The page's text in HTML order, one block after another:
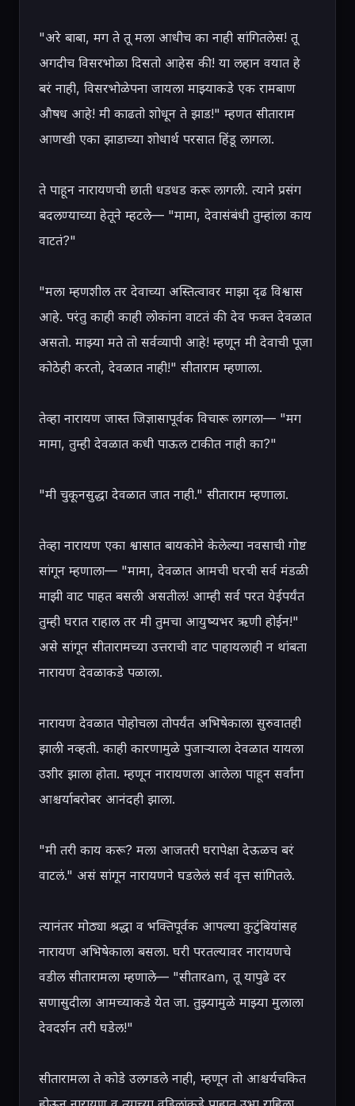
"अरे बाबा, मग ते तू मला आधीच का नाही सांगितलेस! तू
अगदीच विसरभोळा दिसतो आहेस की! या लहान वयात हे
बरं नाही, विसरभोळेपना जायला माझ्याकडे एक रामबाण
औषध आहे! मी काढतो शोधून ते झाड!" म्हणत सीताराम
आणखी एका झाडाच्या शोधार्थ परसात हिंडू लागला.
ते पाहून नारायणची छाती धडधड करू लागली. त्याने प्रसंग
बदलण्याच्या हेतूने म्हटले— "मामा, देवासंबंधी तुम्हांला काय
वाटतं?"
"मला म्हणशील तर देवाच्या अस्तित्वावर माझा दृढ विश्वास
आहे. परंतु काही काही लोकांना वाटतं की देव फक्त देवळात
असतो. माझ्या मते तो सर्वव्यापी आहे! म्हणून मी देवाची पूजा
कोठेही करतो, देवळात नाही!" सीताराम म्हणाला.
तेव्हा नारायण जास्त जिज्ञासापूर्वक विचारू लागला— "मग
मामा, तुम्ही देवळात कधी पाऊल टाकीत नाही का?"
"मी चुकूनसुद्धा देवळात जात नाही." सीताराम म्हणाला.
तेव्हा नारायण एका श्वासात बायकोने केलेल्या नवसाची गोष्ट
सांगून म्हणाला— "मामा, देवळात आमची घरची सर्व मंडळी
माझी वाट पाहत बसली असतील! आम्ही सर्व परत येईपर्यंत
तुम्ही घरात राहाल तर मी तुमचा आयुष्यभर ऋणी होईन!"
असे सांगून सीतारामच्या उत्तराची वाट पाहायलाही न थांबता
नारायण देवळाकडे पळाला.
नारायण देवळात पोहोचला तोपर्यंत अभिषेकाला सुरुवातही
झाली नव्हती. काही कारणामुळे पुजाऱ्याला देवळात यायला
उशीर झाला होता. म्हणून नारायणला आलेला पाहून सर्वांना
आश्चर्याबरोबर आनंदही झाला.
"मी तरी काय करू? मला आजतरी घरापेक्षा देऊळच बरं
वाटलं." असं सांगून नारायणने घडलेलं सर्व वृत्त सांगितले.
त्यानंतर मोठ्या श्रद्धा व भक्तिपूर्वक आपल्या कुटुंबियांसह
नारायण अभिषेकाला बसला. घरी परतल्यावर नारायणचे
वडील सीतारामला म्हणाले— "सीतारam, तू यापुढे दर
सणासुदीला आमच्याकडे येत जा. तुझ्यामुळे माझ्या मुलाला
देवदर्शन तरी घडेल!"
सीतारामला ते कोडे उलगडले नाही, म्हणून तो आश्चर्यचकित